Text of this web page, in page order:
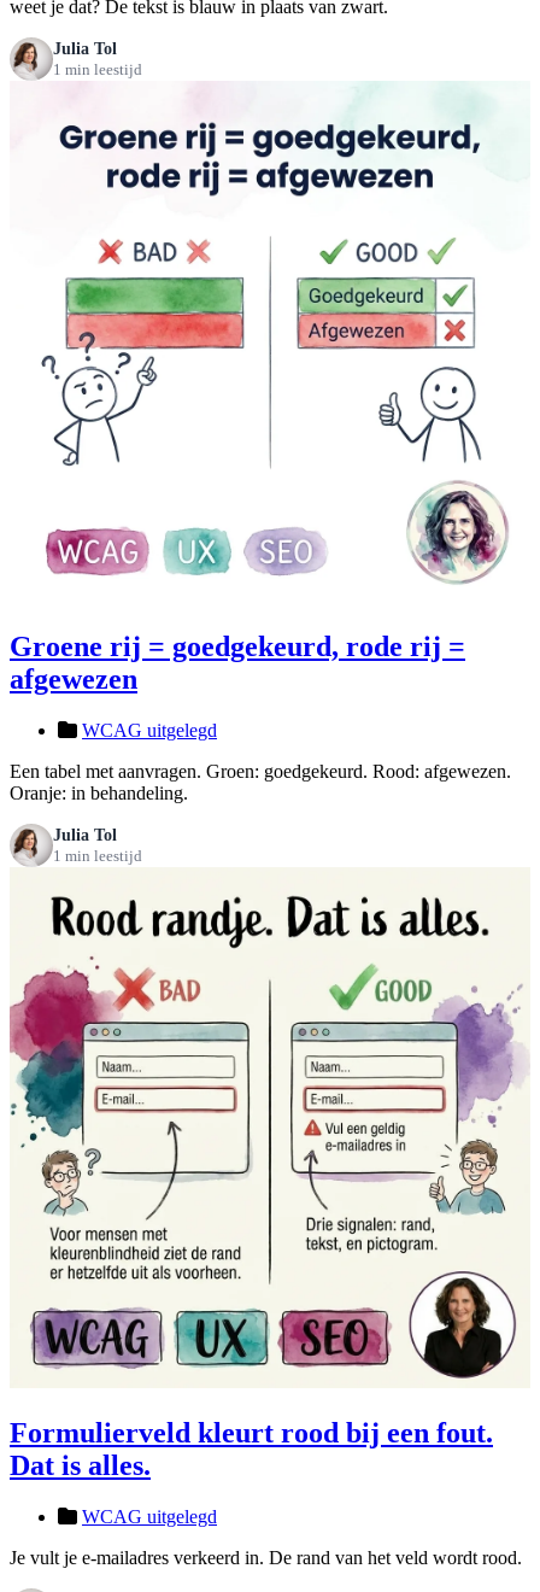
weet je dat? De tekst is blauw in plaats van zwart.
Julia Tol
1 min leestijd
Groene rij = goedgekeurd, rode rij =
afgewezen
WCAG uitgelegd
Een tabel met aanvragen. Groen: goedgekeurd. Rood: afgewezen.
Oranje: in behandeling.
Julia Tol
1 min leestijd
Formulierveld kleurt rood bij een fout.
Dat is alles.
WCAG uitgelegd
Je vult je e-mailadres verkeerd in. De rand van het veld wordt rood.